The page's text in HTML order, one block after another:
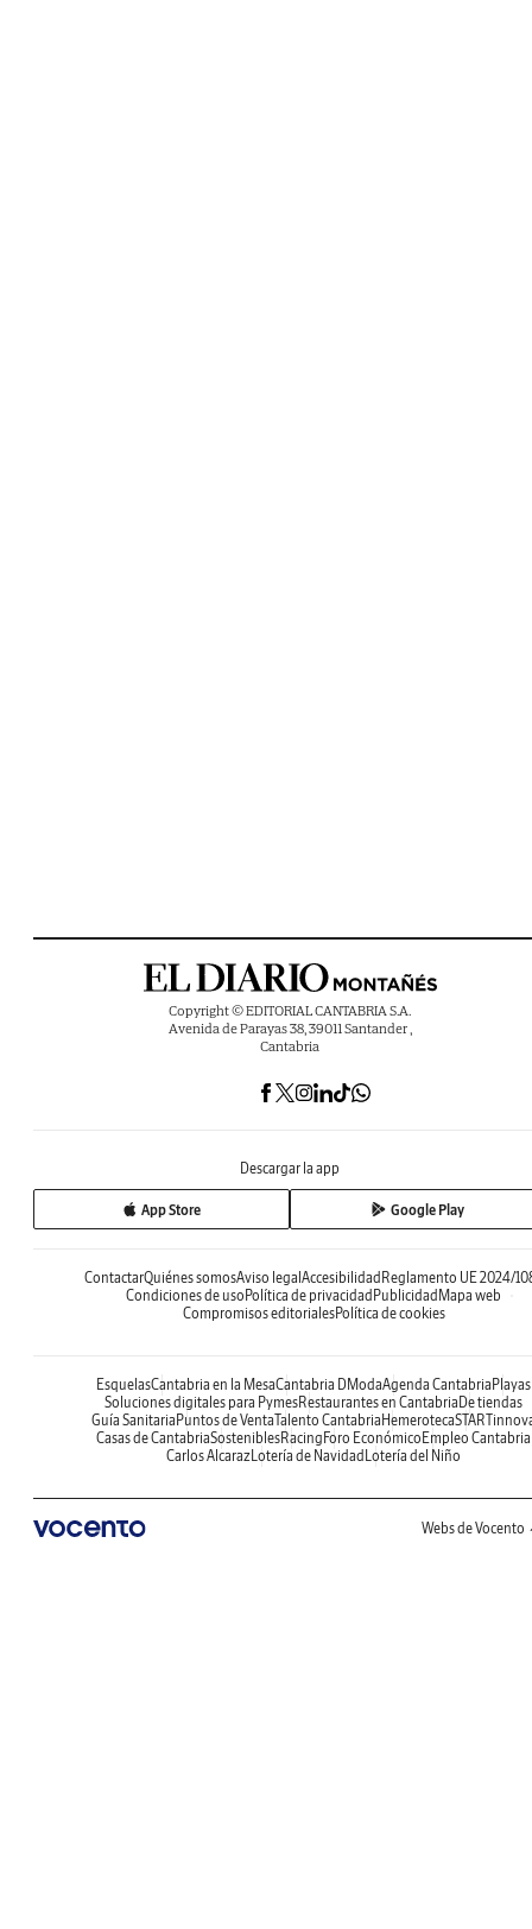
Copyright © EDITORIAL CANTABRIA S.A.
Avenida de Parayas 38, 39011 Santander ,
Cantabria
Descargar la app
App Store Google Play
ContactarQuiénes somosAviso legal Accesibilidad Reglamento UE 2024/
Condiciones de uso Política de privacidad Publicidad Mapa web
Compromisos editorialesPolítica de cookies
EsquelasCantabria en la MesaCantabria DModaAgenda Cantabria Playas
Soluciones digitales para PymesRestaurantes en Cantabria De tiendas
Guía Sanitaria Puntos de VentaTalento Cantabria Hemeroteca
Casas de CantabriaSosteniblesRacing Foro Económico Empleo Cantabria
Carlos AlcarazLotería de Navidad Lotería del Niño
Webs de Vocento